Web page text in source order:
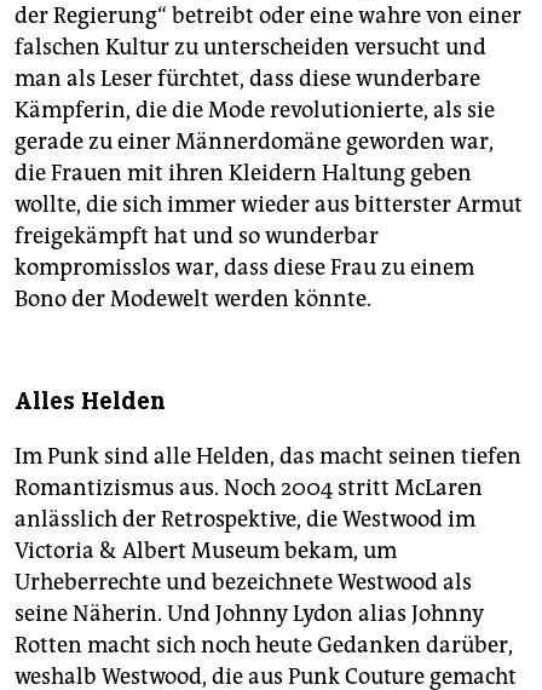
der Regierung“ betreibt oder eine wahre von einer
falschen Kultur zu unterscheiden versucht und
man als Leser fürchtet, dass diese wunderbare
Kämpferin, die die Mode revolutionierte, als sie
gerade zu einer Männerdomäne geworden war,
die Frauen mit ihren Kleidern Haltung geben
wollte, die sich immer wieder aus bitterster Armut
freigekämpft hat und so wunderbar
kompromisslos war, dass diese Frau zu einem
Bono der Modewelt werden könnte.
Alles Helden
Im Punk sind alle Helden, das macht seinen tiefen
Romantizismus aus. Noch 2004 stritt McLaren
anlässlich der Retrospektive, die Westwood im
Victoria & Albert Museum bekam, um
Urheberrechte und bezeichnete Westwood als
seine Näherin. Und Johnny Lydon alias Johnny
Rotten macht sich noch heute Gedanken darüber,
weshalb Westwood, die aus Punk Couture gemacht